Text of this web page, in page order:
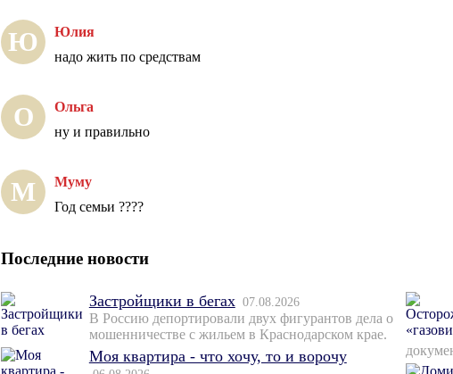
Ю Юлия
надо жить по средствам
О Ольга
ну и правильно
М Муму
Год семьи ????
Последние новости
Застройщики в бегах 07.08.2026
В Россию депортировали двух фигурантов дела о
мошенничестве с жильем в Краснодарском крае.
Моя квартира - что хочу, то и ворочу